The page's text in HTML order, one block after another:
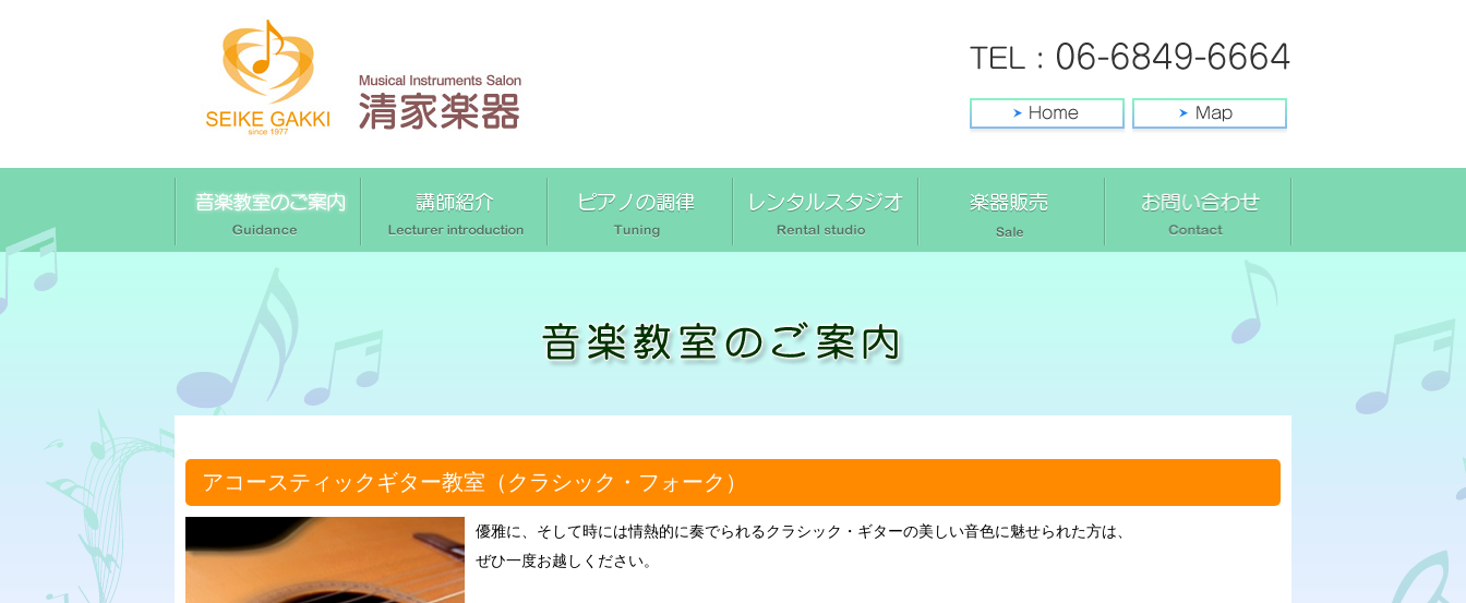
アコースティックギター教室（クラシック・フォーク）
優雅に、そして時には情熱的に奏でられるクラシック・ギターの美しい音色に魅せられた方は、
ぜひ一度お越しください。